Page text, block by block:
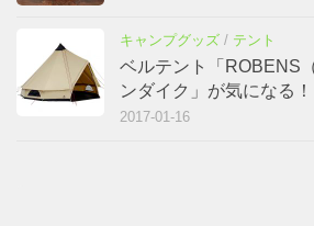
キャンプグッズ / テント
ベルテント「ROBENS
ンダイク」が気になる！
2017-01-16